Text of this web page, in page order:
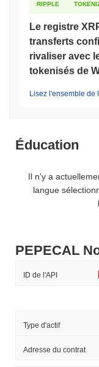
RIPPLE
Le registre
transferts
rivaliser avec
tokenisés de
Lisez l'ensemble de
Éducation
Il n'y a
langue
PEPECAL
ID de l'API
Type d'actif
Adresse du contrat